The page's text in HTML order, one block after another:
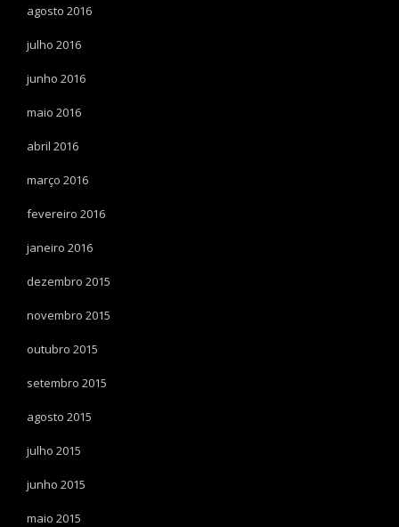
agosto 2016
julho 2016
junho 2016
maio 2016
abril 2016
março 2016
fevereiro 2016
janeiro 2016
dezembro 2015
novembro 2015
outubro 2015
setembro 2015
agosto 2015
julho 2015
junho 2015
maio 2015